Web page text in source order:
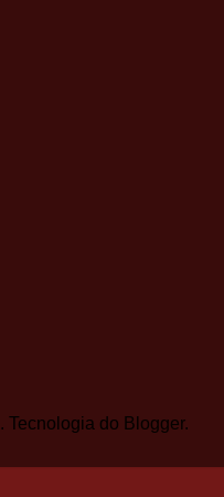
. Tecnologia do Blogger.